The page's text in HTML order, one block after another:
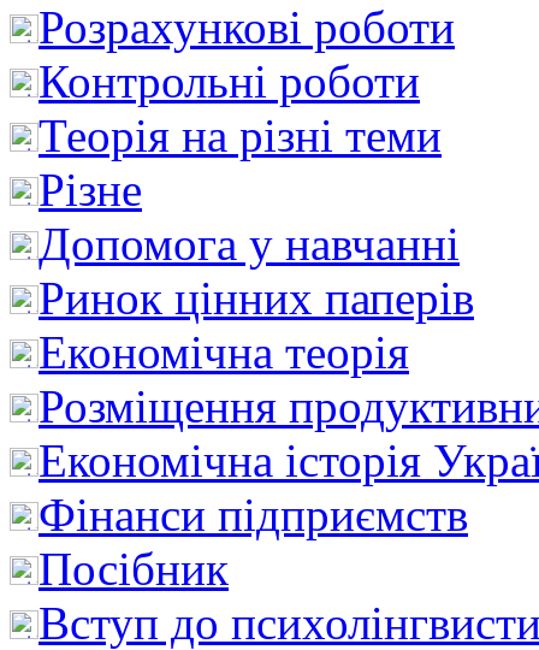
Розрахункові роботи
Контрольні роботи
Теорія на різні теми
Різне
Допомога у навчанні
Ринок цінних паперів
Економічна теорія
Розміщення
Економічна історія
Фінанси підприємств
Посібник
Вступ до